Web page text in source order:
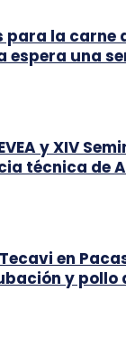
para la carne
espera una
y XIV
técnica de
en
y pollo